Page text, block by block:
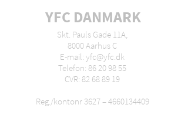
YFC DANMARK
Skt. Pauls Gade 11A,
8000 Aarhus C
E-mail: yfc@yfc.dk
Telefon: 86 20 98 55
CVR: 82 68 89 19
Reg./kontonr 3627 –4660134409